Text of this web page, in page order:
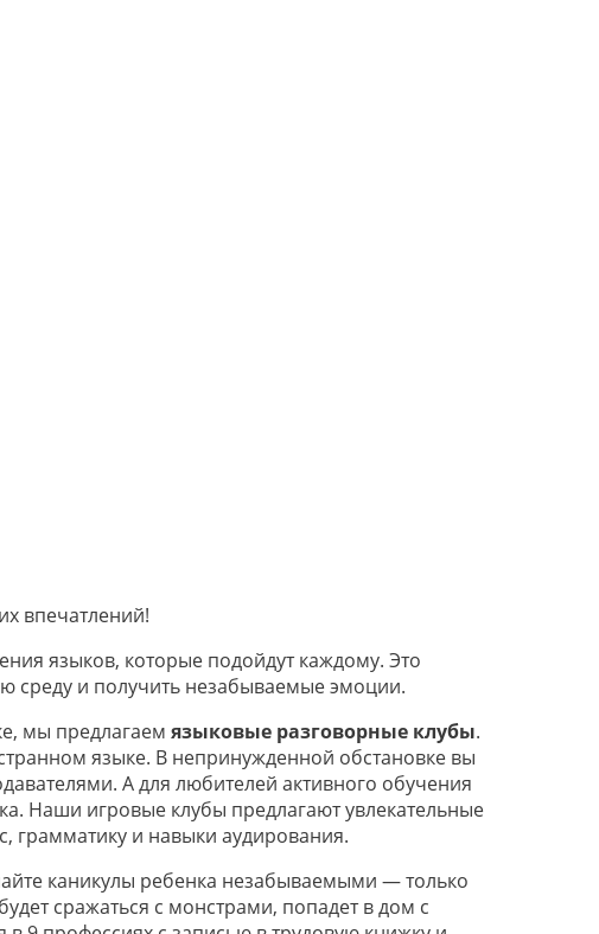
впечатлений!
языков, которые подойдут каждому. Это
среду и получить незабываемые эмоции.
мы предлагаем языковые разговорные клубы.
языке. В непринужденной обстановке вы
А для любителей активного обучения
Наши игровые клубы предлагают увлекательные
грамматику и навыки аудирования.
каникулы ребенка незабываемыми — только
сражаться с монстрами, попадет в дом с